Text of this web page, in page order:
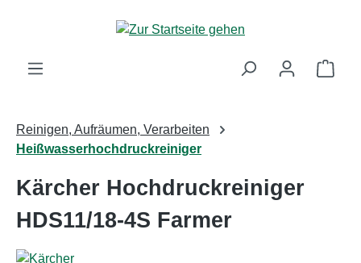
Zum Hauptinhalt springen
Reinigen, Aufräumen, Verarbeiten
Heißwasserhochdruckreiniger
Kärcher Hochdruckreiniger
HDS11/18-4S Farmer